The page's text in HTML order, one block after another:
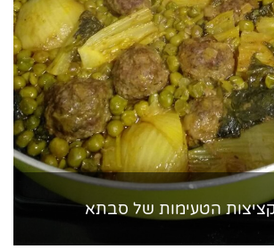
הטעימות של סבתא